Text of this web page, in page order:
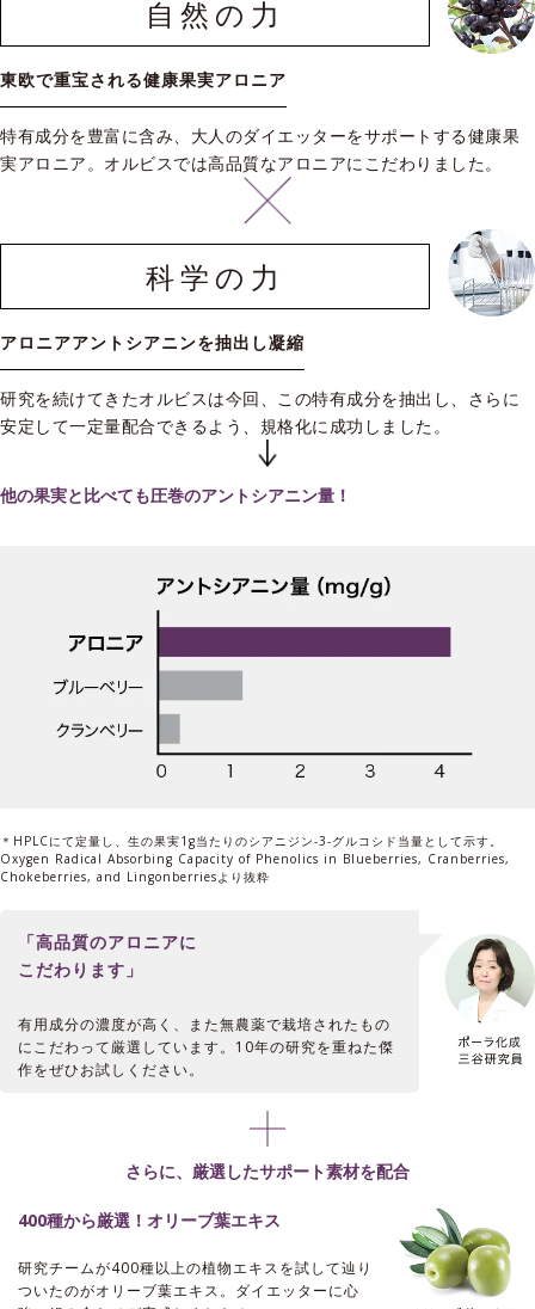
自然の力
東欧で重宝される健康果実アロニア
特有成分を豊富に含み、大人のダイエッターをサポートする健康果
実アロニア。オルビスでは高品質なアロニアにこだわりました。
科学の力
アロニアアントシアニンを抽出し凝縮
研究を続けてきたオルビスは今回、この特有成分を抽出し、さらに
安定して一定量配合できるよう、規格化に成功しました。
他の果実と比べても圧巻のアントシアニン量！
＊HPLCにて定量し、生の果実1g当たりのシアニジン-3-グルコシド当量として示す。
Oxygen Radical Absorbing Capacity of Phenolics in Blueberries, Cranberries,
Chokeberries, and Lingonberriesより抜粋
「高品質のアロニアに
こだわります」
有用成分の濃度が高く、また無農薬で栽培されたもの
にこだわって厳選しています。10年の研究を重ねた傑
作をぜひお試しください。
さらに、厳選したサポート素材を配合
400種から厳選！オリーブ葉エキス
研究チームが400種以上の植物エキスを試して辿り
ついたのがオリーブ葉エキス。ダイエッターに心